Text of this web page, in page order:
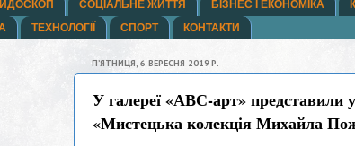
СОЦІАЛЬНЕ ЖИТТЯ БІЗНЕС І ЕКОНОМІКА
ТЕХНОЛОГІЇ СПОРТ КОНТАКТИ
ПʼЯТНИЦЯ, 6 ВЕРЕСНЯ 2019 Р.
У галереї «АВС-арт» представили
«Мистецька колекція Михайла